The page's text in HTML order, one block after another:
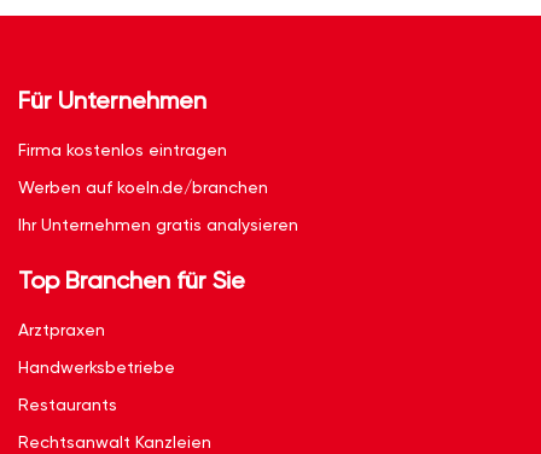
Für Unternehmen
Firma kostenlos eintragen
Werben auf koeln.de/branchen
Ihr Unternehmen gratis analysieren
Top Branchen für Sie
Arztpraxen
Handwerksbetriebe
Restaurants
Rechtsanwalt Kanzleien